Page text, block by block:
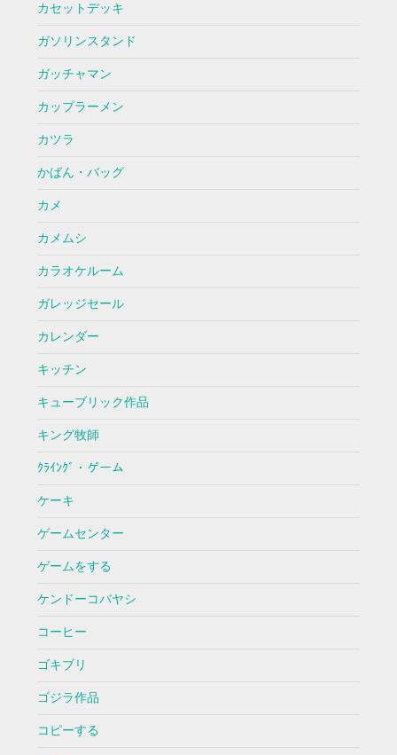
カセットデッキ
ガソリンスタンド
ガッチャマン
カップラーメン
カツラ
かばん・バッグ
カメ
カメムシ
カラオケルーム
ガレッジセール
カレンダー
キッチン
キューブリック作品
キング牧師
ｸﾗｲﾝｸﾞ・ゲーム
ケーキ
ゲームセンター
ゲームをする
ケンドーコバヤシ
コーヒー
ゴキブリ
ゴジラ作品
コピーする